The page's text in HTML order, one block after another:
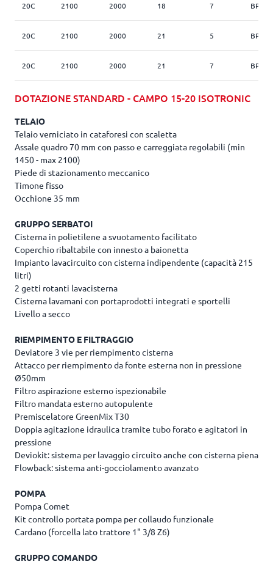
20C 2100 2000 18 7 BP
20C 2100 2000 21 5 BP
20C 2100 2000 21 7 BP
DOTAZIONE STANDARD - CAMPO 15-20 ISOTRONIC
TELAIO
Telaio verniciato in cataforesi con scaletta
Assale quadro 70 mm con passo e carreggiata regolabili (min
1450 - max 2100)
Piede di stazionamento meccanico
Timone fisso
Occhione 35 mm
GRUPPO SERBATOI
Cisterna in polietilene a svuotamento facilitato
Coperchio ribaltabile con innesto a baionetta
Impianto lavacircuito con cisterna indipendente (capacità 215
litri)
2 getti rotanti lavacisterna
Cisterna lavamani con portaprodotti integrati e sportelli
Livello a secco
RIEMPIMENTO E FILTRAGGIO
Deviatore 3 vie per riempimento cisterna
Attacco per riempimento da fonte esterna non in pressione
Ø50mm
Filtro aspirazione esterno ispezionabile
Filtro mandata esterno autopulente
Premiscelatore GreenMix T30
Doppia agitazione idraulica tramite tubo forato e agitatori in
pressione
Deviokit: sistema per lavaggio circuito anche con cisterna piena
Flowback: sistema anti-gocciolamento avanzato
POMPA
Pompa Comet
Kit controllo portata pompa per collaudo funzionale
Cardano (forcella lato trattore 1" 3/8 Z6)
GRUPPO COMANDO